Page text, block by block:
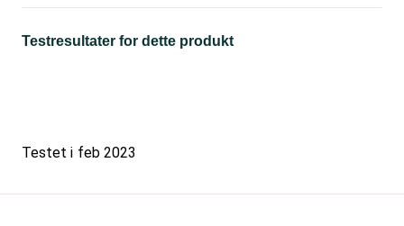
Testresultater for dette produkt
Testet i feb 2023